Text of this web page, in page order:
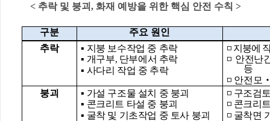
< 추락 및 붕괴 , 화재 예방을 위한 핵심 안전 수칙 >
구분
주요 원인
추락
▪ 지붕 보수작업 중 추락
▪ 개구부, 단부에서 추락
▪ 사다리 작업 중 추락
◽ 지붕에
◽ 안전난
등
◽ 안전모
붕괴
▪ 가설 구조물 설치 중 붕괴
▪ 콘크리트 타설 중 붕괴
▪ 굴착 및 기초작업 중 토사 붕괴
◽ 구조검
◽ 콘크리
◽ 굴착면